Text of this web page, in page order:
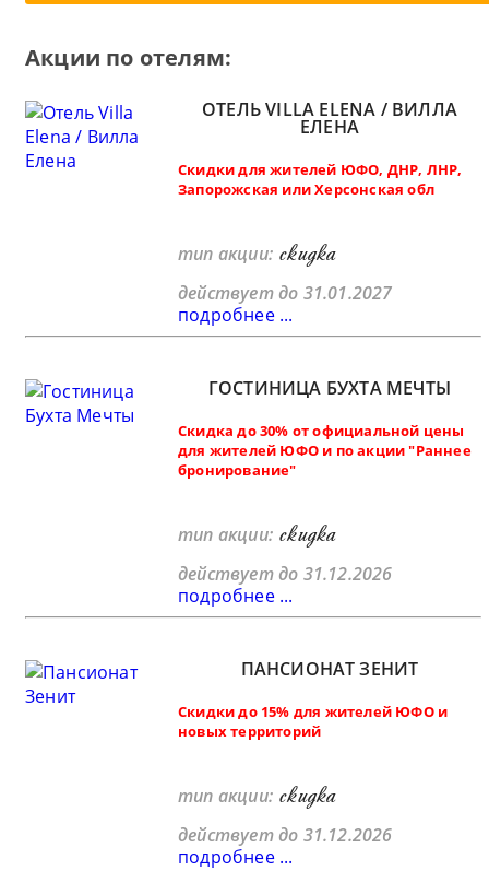
Акции по отелям:
ОТЕЛЬ VILLA ELENA / ВИЛЛА
ЕЛЕНА
Скидки для жителей ЮФО, ДНР, ЛНР,
Запорожская или Херсонская обл
тип акции: скидка
действует до 31.01.2027
подробнее ...
ГОСТИНИЦА БУХТА МЕЧТЫ
Скидка до 30% от официальной цены
для жителей ЮФО и по акции "Раннее
бронирование"
тип акции: скидка
действует до 31.12.2026
подробнее ...
ПАНСИОНАТ ЗЕНИТ
Скидки до 15% для жителей ЮФО и
новых территорий
тип акции: скидка
действует до 31.12.2026
подробнее ...